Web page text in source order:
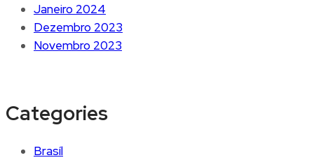
Janeiro 2024
Dezembro 2023
Novembro 2023
Categories
Brasíl